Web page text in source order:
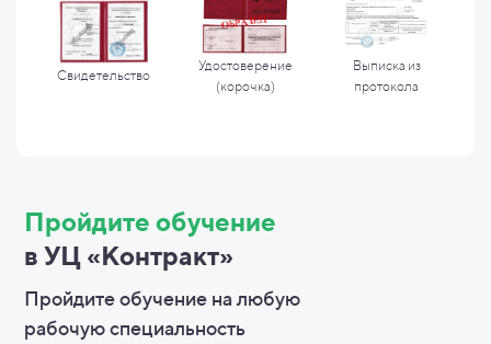
Свидетельство
Удостоверение
(корочка)
Выписка из
протокола
Пройдите обучение
в УЦ «Контракт»
Пройдите обучение на любую
рабочую специальность